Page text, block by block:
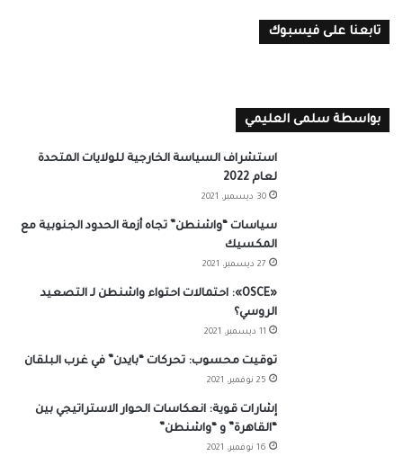
تابعنا على فيسبوك
بواسطة سلمى العليمي
استشراف السياسة الخارجية للولايات المتحدة
لعام 2022
30 ديسمبر، 2021
سياسات “واشنطن” تجاه أزمة الحدود الجنوبية مع
المكسيك
27 ديسمبر، 2021
«OSCE»: احتمالات احتواء واشنطن لـ التصعيد
الروسي؟
11 ديسمبر، 2021
توقيت محسوب: تحركات “بايدن” في غرب البلقان
25 نوفمبر، 2021
إشارات قوية: انعكاسات الحوار الاستراتيجي بين
“القاهرة” و “واشنطن”
16 نوفمبر، 2021